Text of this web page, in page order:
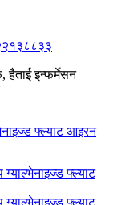
हैताई इन्फर्मेसन